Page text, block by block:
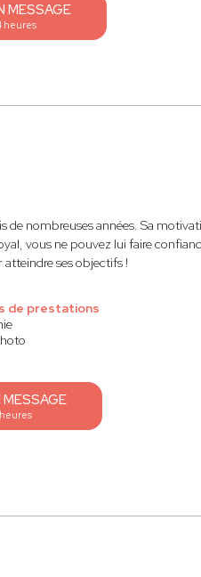
MESSAGE
heures
de nombreuses années. Sa
vous ne pouvez lui faire
ses objectifs !
de prestations
MESSAGE